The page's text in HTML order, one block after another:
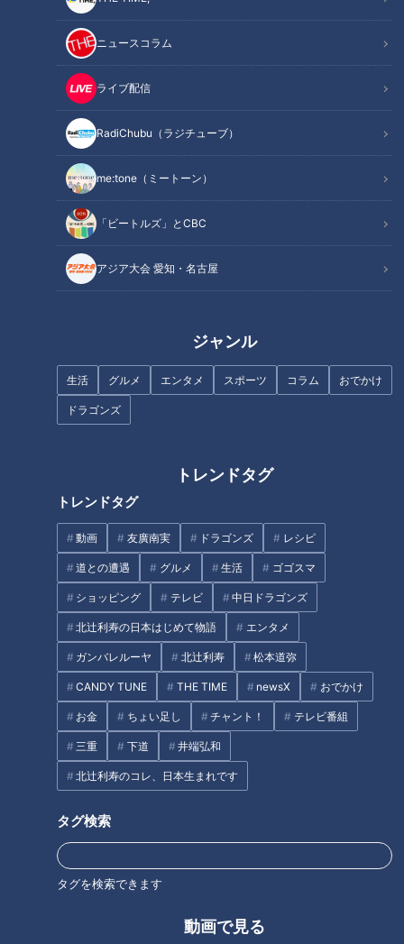
ニュースコラム
ライブ配信
RadiChubu（ラジチューブ）
me:tone（ミートーン）
「ビートルズ」とCBC
アジア大会 愛知・名古屋
ジャンル
生活 グルメ エンタメ スポーツ コラム おでかけ
ドラゴンズ
トレンドタグ
トレンドタグ
動画 友廣南実 ドラゴンズ レシピ
道との遭遇 グルメ 生活 ゴゴスマ
ショッピング テレビ 中日ドラゴンズ
北辻利寿の日本はじめて物語 エンタメ
ガンバレルーヤ 北辻利寿 松本道弥
CANDY TUNE THE TIME newsX おでかけ
お金 ちょい足し チャント！ テレビ番組
三重 下道 井端弘和
北辻利寿のコレ、日本生まれです
タグ検索
タグを検索できます
動画で見る
（下）」で出ると主張した蛭子。大いに迷ったあげくのスーツ
姿である）。「今日は俳優・蛭子能収としてやってきまし
た！」と頼もしい発言の蛭子。というのも漫画家としてストー
リーの構成という分野には自信が有り、役者としてそれを演じ
る自信も有ると言う・・。しかし、「空気を読む力＝状況判断
力」の部分で独特な能力を持つ蛭子は、ドラマ収録前に
「僕・・鶴瓶さんを兄貴にしたいんですけど・・。僕が年上な
んですけど・・いいかな？・・・と思ったんですが・・」と言
い出す始末・・。鶴瓶は「あのねー・・なんでそんな事今から
言うんですか？絶対にそんなんしませんから！」ともちろん断
固拒否。あせる蛭子。「え～っ・・じゃどうしようかな・・困
ったな・・。」蛭子は早くもいつものドギマギした挙動不審な
り、鶴瓶は立っている。カウントダウンでスタート。鶴瓶は電
話を手にしたかと思うと先制攻撃「そうなんです・・こんな時
間に来られまして・・刑事さんやって言うてるんです
が・・。」と。鶴瓶は蛭子の様子を伺いながら話す・・・。鶴
事さんでしたっけ？」「え？・・・あの・・所沢・・、所沢で
す。」「お名前は？」「え？・・なんだっけな？・・」鶴瓶
（笑いを堪える）。「・・田中、・・田中一郎・・。」と挙動
不審に答えながら役者・蛭子は、突然、前代未聞のキャラクタ
ーを繰り出す。そこで笑う意味もないだろうに、突然大声で笑
い出す蛭子。セリフを言いながらも笑っている。鶴瓶が電話を
終えて蛭子の前に向かうのだが蛭子は「ごめんね。理不尽に笑
う病気なんだわ・・。」とティッシュを片手に平然と言う。相
対する鶴瓶は全力で対応するが噴笑寸前の大ピンチ。カメラや
音声のスタッフも必死に笑いを耐えなければならない展開で、
収録自体がパニック寸前・・・。プレビュートークで、鶴瓶が
「久々に腹抱えて笑ろた！」と言うほどの強烈なドラマの出
来。前代未聞の大爆笑スジナシであった・・。
この記事を見たあなたへのおすすめ